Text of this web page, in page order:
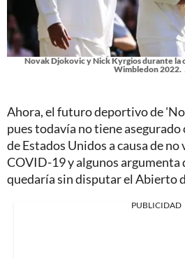
Novak Djokovic y Nick Kyrgios durante la
Wimbledon 2022.
Ahora, el futuro deportivo de
pues todavía no tiene
de Estados Unidos a causa de
COVID-19 y algunos argumenta
quedaría sin disputar el Abierto
PUBLICIDAD